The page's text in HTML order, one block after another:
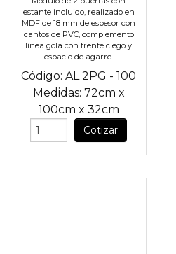
estante incluido, realizado en
MDF de 18 mm de espesor con
cantos de PVC, complemento
línea gola con frente ciego y
espacio de agarre.
Código: AL 2PG - 100
Medidas: 72cm x
100cm x 32cm
Cotizar